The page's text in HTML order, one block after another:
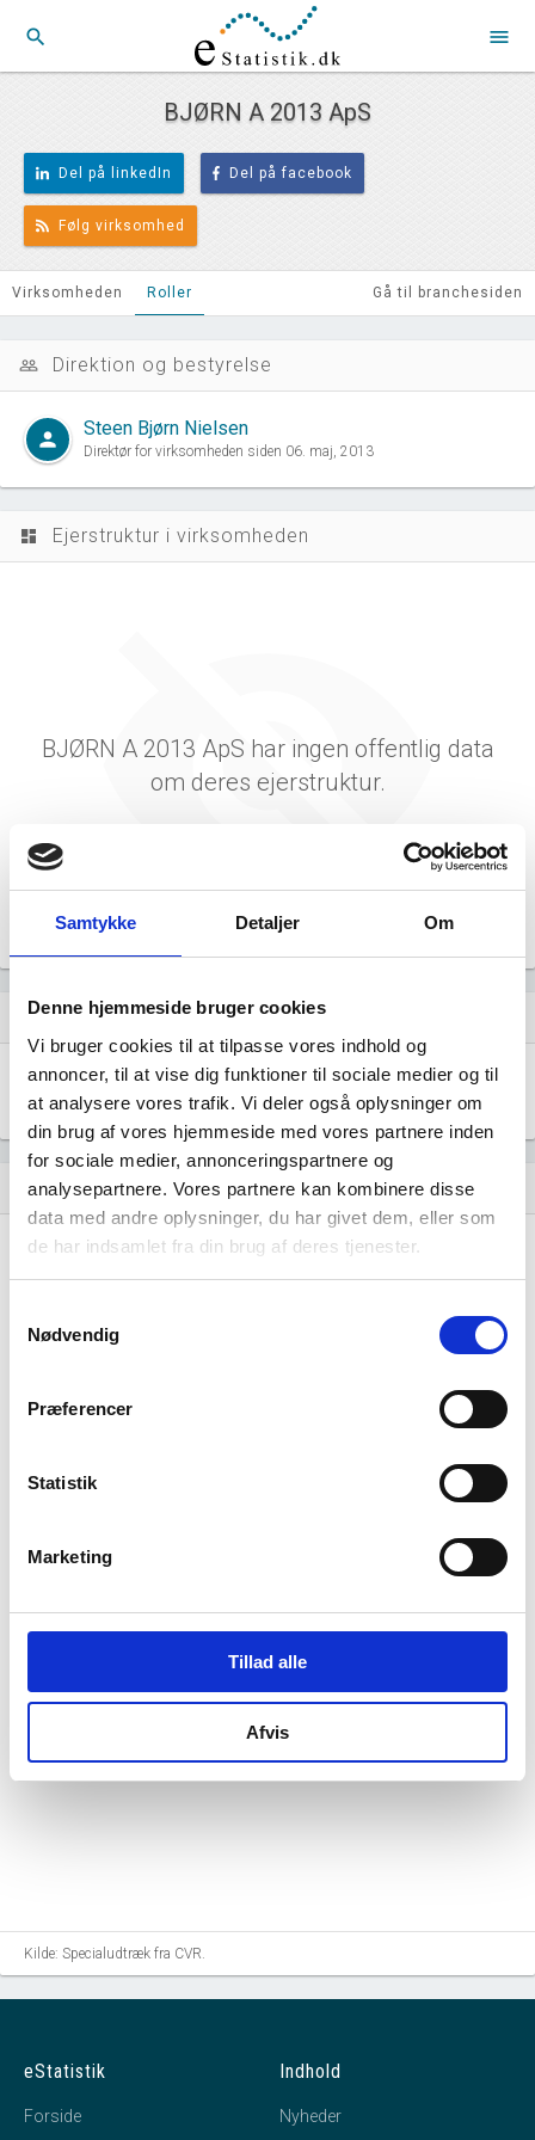
Samtykke Detaljer Om
Denne hjemmeside bruger cookies
Vi bruger cookies til at tilpasse vores indhold og
annoncer, til at vise dig funktioner til sociale medier og til
at analysere vores trafik. Vi deler også oplysninger om
din brug af vores hjemmeside med vores partnere inden
for sociale medier, annonceringspartnere og
analysepartnere. Vores partnere kan kombinere disse
data med andre oplysninger, du har givet dem, eller som
de har indsamlet fra din brug af deres tjenester.
Nødvendig
Præferencer
Statistik
Marketing
Tillad alle
Afvis
search menu
BJØRN A 2013 ApS
Del på linkedIn Del på facebook
Følg virksomhed
Virksomheden Roller Gå til branchesiden
people_outline Direktion og bestyrelse
person Steen Bjørn Nielsen
Direktør for virksomheden siden 06. maj, 2013
dashboard Ejerstruktur i virksomheden
BJØRN A 2013 ApS har ingen offentlig data
om deres ejerstruktur.
dashboard Virksomhedens datterselskaber
location_city KIT KARNABY ApS
Michael Jensens Vej 8, 7400 Herning
hourglass_empty Historisk udvikling af rollerne
06. maj, 2013
virksomheden.
Steen Bjørn Nielsen
PRICEWATERHOUSECOOPERS STATSAUTORISERET
REVISIONSPARTNERSELSKAB
tiltrådte som revisor for
Kilde: Specialudtræk fra CVR.
eStatistik
Forside
Indhold
Nyheder